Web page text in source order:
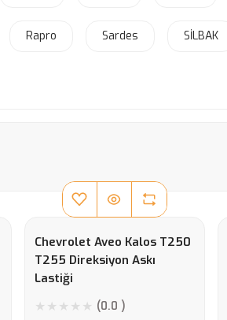
Rapro Sardes SİLBAK
Chevrolet Aveo Kalos T250
T255 Direksiyon Askı
Lastiği
(0.0 )